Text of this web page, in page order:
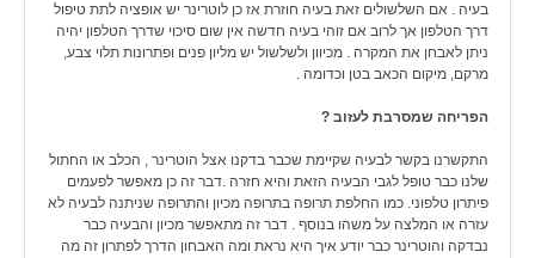
בעיה . אם השלשולים זאת בעיה חוזרת אז כן לוטרינר יש אופציה לתת טיפול
דרך הטלפון אך לרוב אם זוהי בעיה חדשה אין שום סיכוי שדרך הטלפון יהיה
ניתן לאבחן את המקרה . מכיוון ולשלשול יש מליון פנים ופתרונות תלוי צבע,
מרקם, מיקום הכאב בטן וכדומה .
הפריחה שמסרבת לעזוב ?
התקשרנו בקשר לבעיה שקיימת שכבר בדקנו אצל הוטרינר , הכלב או החתול
שלנו כבר טופל לגבי הבעיה הזאת והיא חזרה .דבר זה כן מאפשר לפעמים
פיתרון טלפוני. כמו החלפת תרופה בתרופה מכיון והתרופה שניתנה לבעיה לא
עזרה או המלצה על משהו בנוסף . דבר זה מתאפשר מכיון והבעיה כבר
נבדקה והוטרינר כבר יודע איך היא נראת ומה האבחון הדרך לפתרון זה מה